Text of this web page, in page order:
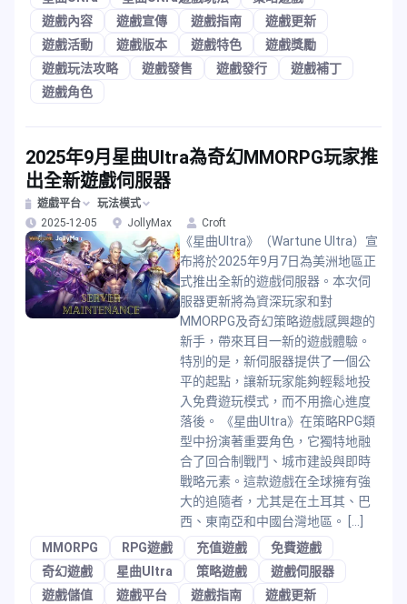
遊戲內容
遊戲宣傳 遊戲指南
遊戲更新
遊戲活動
遊戲版本 遊戲特色
遊戲獎勵
遊戲玩法攻略
遊戲發售 遊戲發行
遊戲補丁
遊戲角色
2025年9月星曲Ultra為奇幻MMORPG玩家推
出全新遊戲伺服器
遊戲平台
玩法模式
2025-12-05
JollyMax Croft
《星曲Ultra》（Wartune Ultra）宣
布將於2025年9月7日為美洲地區正
式推出全新的遊戲伺服器。本次伺
服器更新將為資深玩家和對
MMORPG及奇幻策略遊戲感興趣的
新手，帶來耳目一新的遊戲體驗。
特別的是，新伺服器提供了一個公
平的起點，讓新玩家能夠輕鬆地投
入免費遊玩模式，而不用擔心進度
落後。 《星曲Ultra》在策略RPG類
型中扮演著重要角色，它獨特地融
合了回合制戰鬥、城市建設與即時
戰略元素。這款遊戲在全球擁有強
大的追隨者，尤其是在土耳其、巴
西、東南亞和中國台灣地區。 […]
MMORPG
RPG遊戲 充值遊戲
免費遊戲
奇幻遊戲
星曲Ultra 策略遊戲
遊戲伺服器
遊戲儲值
遊戲平台 遊戲指南
遊戲更新